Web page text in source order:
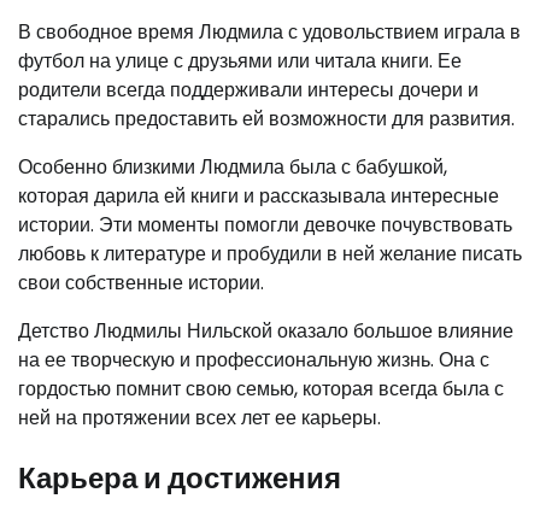
В свободное время Людмила с удовольствием играла в
футбол на улице с друзьями или читала книги. Ее
родители всегда поддерживали интересы дочери и
старались предоставить ей возможности для развития.
Особенно близкими Людмила была с бабушкой,
которая дарила ей книги и рассказывала интересные
истории. Эти моменты помогли девочке почувствовать
любовь к литературе и пробудили в ней желание писать
свои собственные истории.
Детство Людмилы Нильской оказало большое влияние
на ее творческую и профессиональную жизнь. Она с
гордостью помнит свою семью, которая всегда была с
ней на протяжении всех лет ее карьеры.
Карьера и достижения